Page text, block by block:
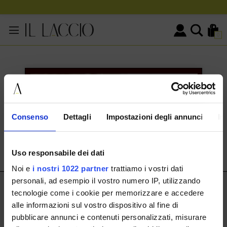
Consenso Dettagli Impostazioni degli annunci
Uso responsabile dei dati
Noi e i nostri 1022 partner trattiamo i vostri dati
personali, ad esempio il vostro numero IP, utilizzando
tecnologie come i cookie per memorizzare e accedere
alle informazioni sul vostro dispositivo al fine di
pubblicare annunci e contenuti personalizzati, misurare
0
KONTAKTINFORMATIONEN
Via Cassala 20 25126 Brescia
+393291008001
IL LACCIO
IL LACCIO